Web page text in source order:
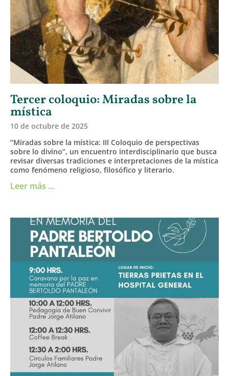
Tercer coloquio: Miradas sobre la
mística
10 de octubre de 2025
“Miradas sobre la mística: III Coloquio de perspectivas
sobre lo divino”, un encuentro interdisciplinario que busca
revisar diversas tradiciones e interpretaciones de la mística
como fenómeno religioso, filosófico y literario.
Leer más ...